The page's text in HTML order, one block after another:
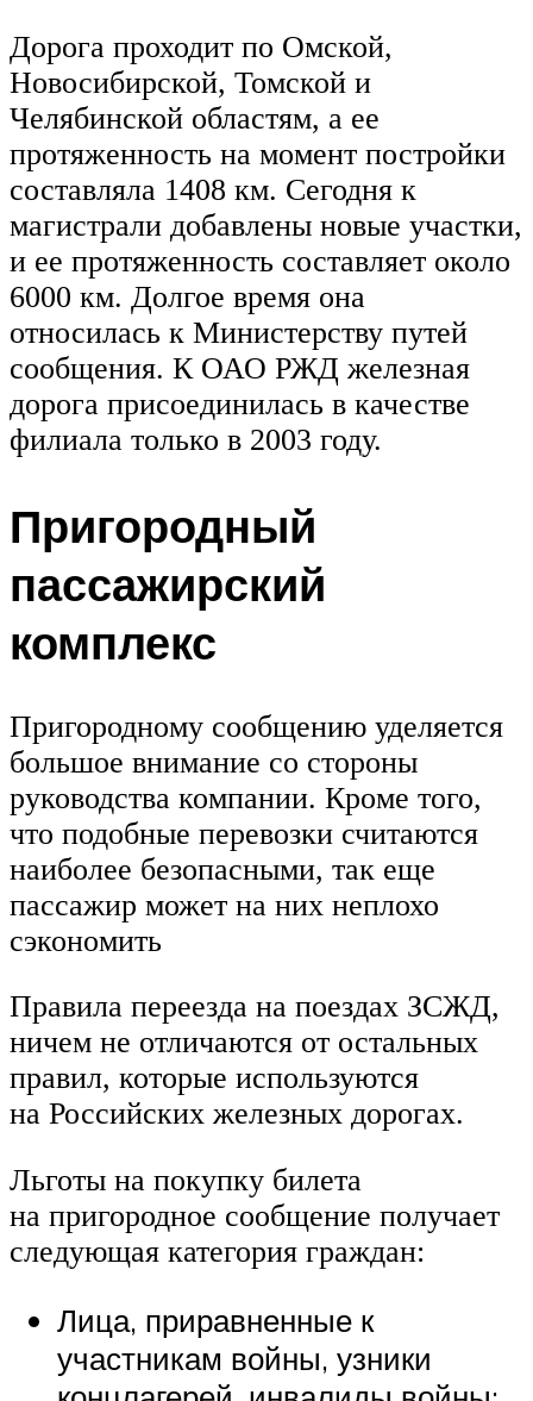
Дорога проходит по Омской,
Новосибирской, Томской и
Челябинской областям, а ее
протяженность на момент постройки
составляла 1408 км. Сегодня к
магистрали добавлены новые участки,
и ее протяженность составляет около
6000 км. Долгое время она
относилась к Министерству путей
сообщения. К ОАО РЖД железная
дорога присоединилась в качестве
филиала только в 2003 году.
Пригородный
пассажирский
комплекс
Пригородному сообщению уделяется
большое внимание со стороны
руководства компании. Кроме того,
что подобные перевозки считаются
наиболее безопасными, так еще
пассажир может на них неплохо
сэкономить
Правила переезда на поездах ЗСЖД,
ничем не отличаются от остальных
правил, которые используются
на Российских железных дорогах.
Льготы на покупку билета
на пригородное сообщение получает
следующая категория граждан:
Лица, приравненные к
участникам войны, узники